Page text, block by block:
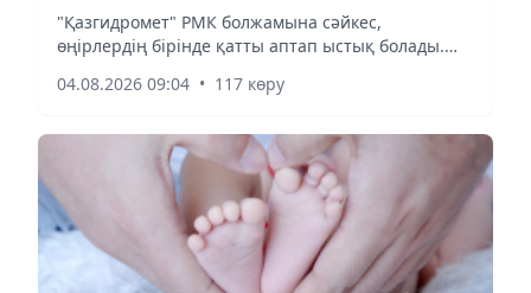
"Қазгидромет" РМК болжамына сәйкес,
өңірлердің бірінде қатты аптап ыстық болады.
түседі, тағы бір өңірде нөсер жаңбыр жауады
04.08.2026 09:04 • 117 көру